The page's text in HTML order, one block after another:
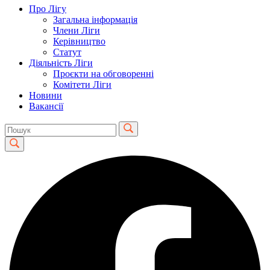
Про Лігу
Загальна інформація
Члени Ліги
Керівництво
Статут
Діяльність Ліги
Проєкти на обговоренні
Комітети Ліги
Новини
Вакансії